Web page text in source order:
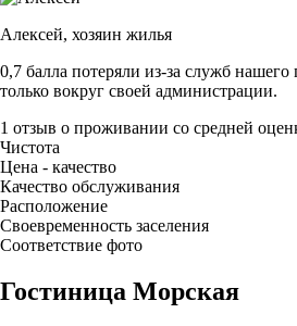
Алексей, хозяин жилья
0,7 балла потеряли из-за служб
только вокруг своей администрации.
1 отзыв о проживании со средней
Чистота
Цена - качество
Качество обслуживания
Расположение
Своевременность заселения
Соответствие фото
Гостиница Морская